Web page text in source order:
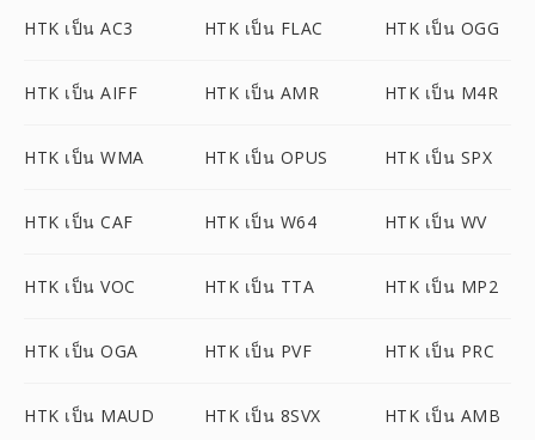
HTK เป็น AC3 HTK เป็น FLAC HTK เป็น OGG
HTK เป็น AIFF HTK เป็น AMR HTK เป็น M4R
HTK เป็น WMA HTK เป็น OPUS HTK เป็น SPX
HTK เป็น CAF HTK เป็น W64 HTK เป็น WV
HTK เป็น VOC HTK เป็น TTA HTK เป็น MP2
HTK เป็น OGA HTK เป็น PVF HTK เป็น PRC
HTK เป็น MAUD HTK เป็น 8SVX HTK เป็น AMB